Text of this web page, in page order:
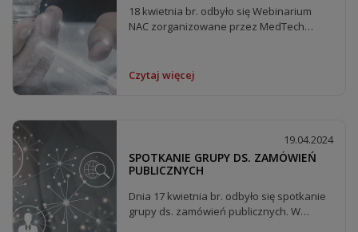
18 kwietnia br. odbyło się Webinarium
NAC zorganizowane przez MedTech
Czytaj więcej
19.04.2024
SPOTKANIE GRUPY DS. ZAMÓWIEŃ
PUBLICZNYCH
Dnia 17 kwietnia br. odbyło się spotkanie
grupy ds. zamówień publicznych. W